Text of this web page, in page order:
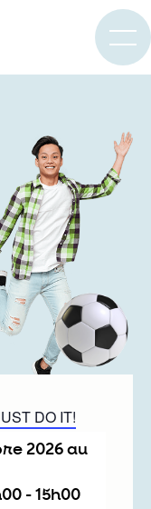
DO IT!
2026au
- 15h00